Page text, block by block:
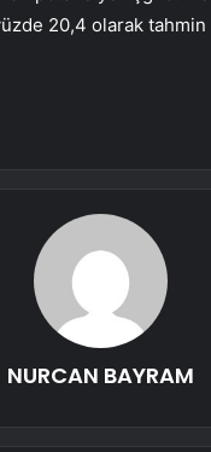
20,4 olarak
NURCAN BAYRAM